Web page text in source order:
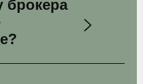
брокера